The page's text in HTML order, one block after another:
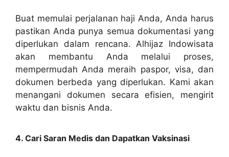
Buat memulai perjalanan haji Anda, Anda harus
pastikan Anda punya semua dokumentasi yang
diperlukan dalam rencana. Alhijaz Indowisata
akan membantu Anda melalui proses,
mempermudah Anda meraih paspor, visa, dan
dokumen berbeda yang diperlukan. Kami akan
menangani dokumen secara efisien, mengirit
waktu dan bisnis Anda.
4. Cari Saran Medis dan Dapatkan Vaksinasi